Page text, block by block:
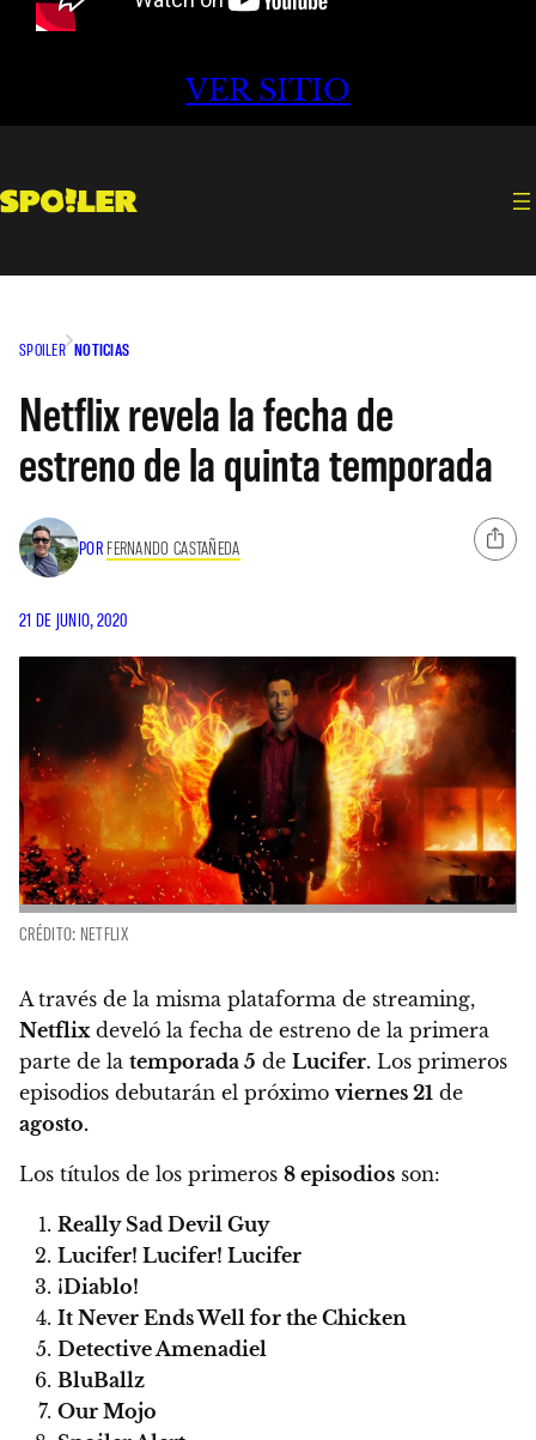
VER SITIO
SPOILER NOTICIAS
Netflix revela la fecha de
estreno de la quinta temporada
POR FERNANDO CASTAÑEDA
21 DE JUNIO, 2020
CRÉDITO: NETFLIX
A través de la misma plataforma de streaming,
Netflixdeveló la fecha de estreno de la primera
parte de la temporada 5 de Lucifer. Los primeros
episodios debutarán el próximo viernes 21 de
agosto.
Los títulos de los primeros 8 episodios son:
Really Sad Devil Guy
Lucifer! Lucifer! Lucifer
¡Diablo!
It Never Ends Well for the Chicken
Detective Amenadiel
BluBallz
Our Mojo